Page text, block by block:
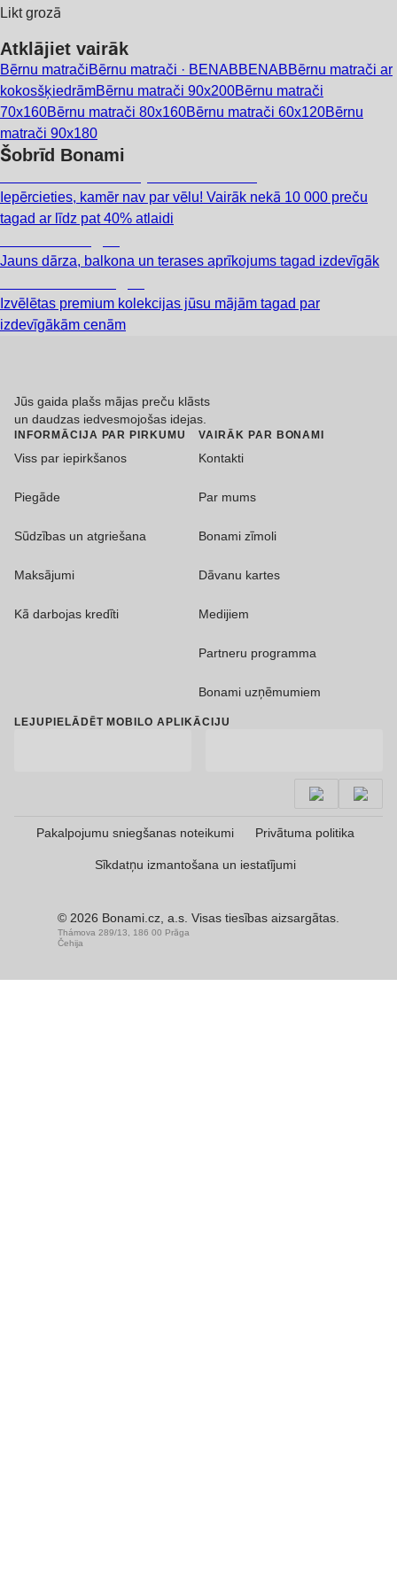
Likt grozā
Atklājiet vairāk
Bērnu matračiBērnu matrači · BENABBENABBērnu matrači ar
kokosšķiedrāmBērnu matrači 90x200Bērnu matrači
70x160Bērnu matrači 80x160Bērnu matrači 60x120Bērnu
matrači 90x180
Šobrīd Bonami
Iepērcieties, kamēr nav par vēlu! Vairāk nekā 10 000 preču
tagad ar līdz pat 40% atlaidi
Jauns dārza, balkona un terases aprīkojums tagad izdevīgāk
Izvēlētas premium kolekcijas jūsu mājām tagad par
izdevīgākām cenām
Jūs gaida plašs mājas preču klāsts
un daudzas iedvesmojošas idejas.
INFORMĀCIJA PAR PIRKUMU
Viss par iepirkšanos
Piegāde
Sūdzības un atgriešana
Maksājumi
Kā darbojas kredīti
VAIRĀK PAR BONAMI
Kontakti
Par mums
Bonami zīmoli
Dāvanu kartes
Medijiem
Partneru programma
Bonami uzņēmumiem
LEJUPIELĀDĒT MOBILO APLIKĀCIJU
Pakalpojumu sniegšanas noteikumi Privātuma politika
Sīkdatņu izmantošana un iestatījumi
© 2026 Bonami.cz, a.s. Visas tiesības aizsargātas.
Thámova 289/13, 186 00 Prāga
Čehija